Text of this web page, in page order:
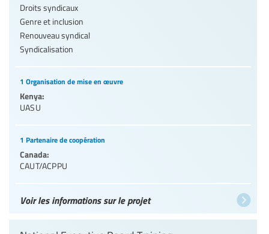
Droits syndicaux
Genre et inclusion
Renouveau syndical
Syndicalisation
1 Organisation de mise en œuvre
Kenya:
UASU
1 Partenaire de coopération
Canada:
CAUT/ACPPU
Voir les informations sur le projet